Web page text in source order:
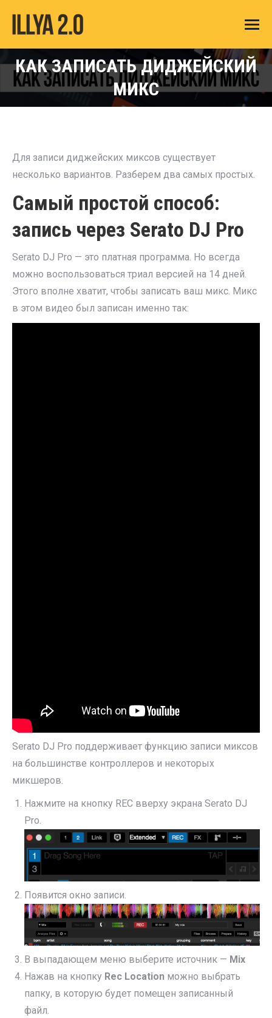
КАК ЗАПИСАТЬ ДИДЖЕЙСКИЙ
МИКС
You are here:
Для записи диджейских миксов существует
несколько вариантов. Разберем два самых простых.
Самый простой способ:
запись через Serato DJ Pro
Serato DJ Pro — это платная программа. Но всегда
можно воспользоваться триал версией на 14 дней.
Этого вполне хватит, чтобы записать ваш микс. Микс
в этом видео был записан именно так:
Serato DJ Pro поддерживает функцию записи миксов
на большинстве контроллеров и некоторых
микшеров.
Нажмите на кнопку REC вверху экрана Serato DJ
Pro.
Появится окно записи.
В выпадающем меню выберите источник — Mix
Нажав на кнопку Rec Location можно выбрать
папку, в которую будет помещен записанный
файл.